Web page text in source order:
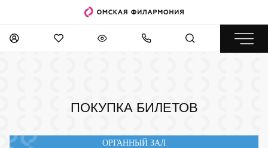
ПОКУПКА БИЛЕТОВ
ОРГАННЫЙ ЗАЛ